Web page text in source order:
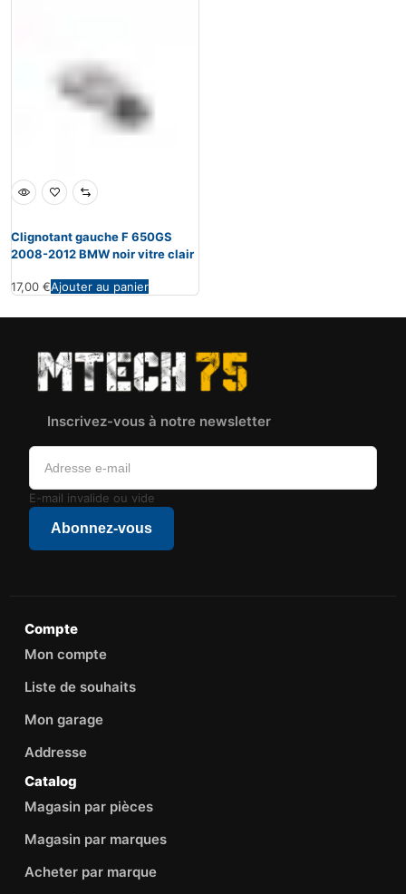
Clignotant gauche F 650GS
2008-2012 BMW noir vitre clair
17,00 €Ajouter au panier
Inscrivez-vous à notre newsletter
E-mail invalide ou vide
Abonnez-vous
Compte
Mon compte
Liste de souhaits
Mon garage
Addresse
Catalog
Magasin par pièces
Magasin par marques
Acheter par marque